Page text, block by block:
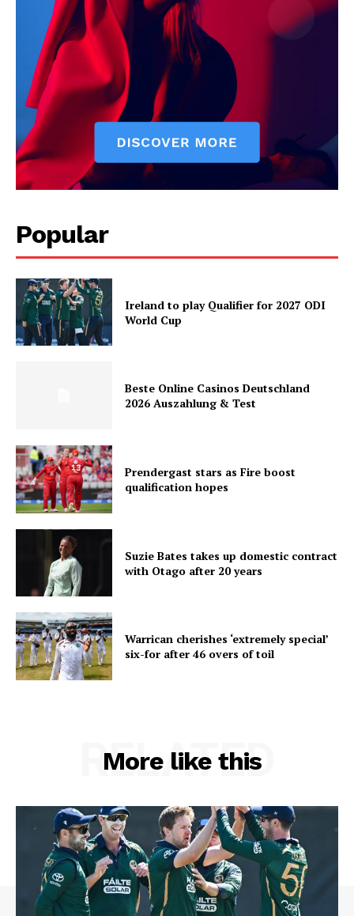
Popular
Ireland to play Qualifier for 2027 ODI
World Cup
Beste Online Casinos Deutschland
2026 Auszahlung & Test
Prendergast stars as Fire boost
qualification hopes
Suzie Bates takes up domestic contract
with Otago after 20 years
Warrican cherishes ‘extremely special’
six-for after 46 overs of toil
More like this
RELATED